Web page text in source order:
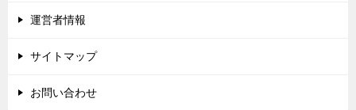
運営者情報
サイトマップ
お問い合わせ